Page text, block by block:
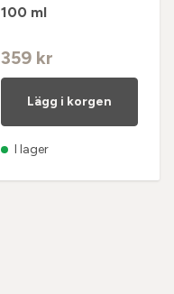
100 ml
359 kr
Lägg i korgen
I lager